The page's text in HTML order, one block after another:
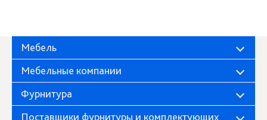
Мебель
Мебельные компании
Фурнитура
Поставщики фурнитуры и комплектующих